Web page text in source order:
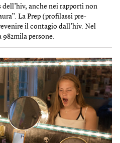
anche nei rapporti non
La Prep (profilassi pre-
il contagio dall’hiv. Nel
persone.